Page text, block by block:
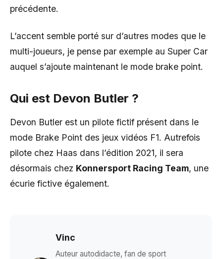
précédente.
L’accent semble porté sur d’autres modes que le
multi-joueurs, je pense par exemple au Super Car
auquel s’ajoute maintenant le mode brake point.
Qui est Devon Butler ?
Devon Butler est un pilote fictif présent dans le
mode Brake Point des jeux vidéos F1. Autrefois
pilote chez Haas dans l’édition 2021, il sera
désormais chez Konnersport Racing Team, une
écurie fictive également.
Vinc
Auteur autodidacte, fan de sport